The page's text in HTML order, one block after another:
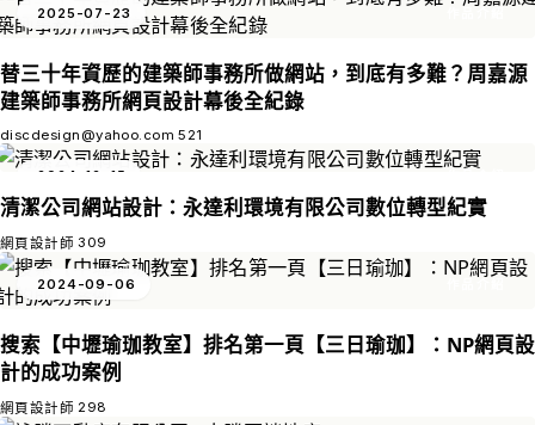
是一個空間色塊，能讓整個家，呈現出各式各樣的感覺，讓我們的
努力能換來客戶的歡喜，更希望每個家庭都能更舒適更幸福。
2025-07-23
替三十年資歷的建築師事務所做網站，到底有多難？周嘉源
建築師事務所網頁設計幕後全紀錄
discdesign@yahoo.com 521
2024-12-15
清潔公司網站設計：永達利環境有限公司數位轉型紀實
網頁設計師 309
2024-09-06
搜索【中壢瑜珈教室】排名第一頁【三日瑜珈】：NP網頁設
計的成功案例
網頁設計師 298